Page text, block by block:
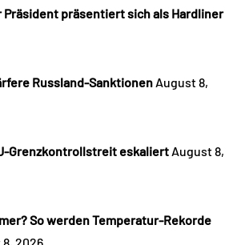
Präsident präsentiert sich als Hardliner
Russland-Sanktionen August 8,
Grenzkontrollstreit eskaliert August 8,
So werden Temperatur-Rekorde